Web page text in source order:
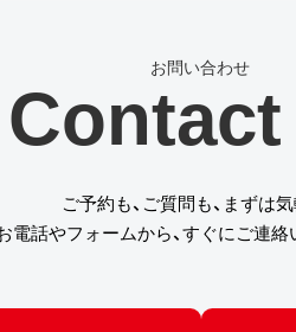
Contact
ご予約も、ご質問も、まずは気
電話やフォームから、すぐにご連絡